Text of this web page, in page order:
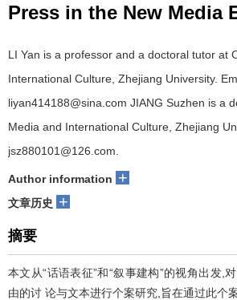
Press in the New Media
LI Yan is a professor and a doctoral tutor at
International Culture, Zhejiang University.
liyan414188@sina.com JIANG Suzhen is a
Media and International Culture, Zhejiang
jsz880101@126.com.
Author information +
文章历史 +
摘要
本文从“话语表征”和“叙事建构”的视角出发,
由的讨 论与文本进行个案研究,旨在通过此个